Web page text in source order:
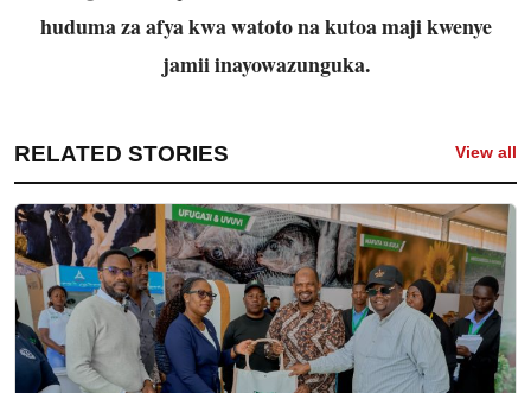
huduma za afya kwa watoto na kutoa maji kwenye
jamii inayowazunguka.
RELATED STORIES View all